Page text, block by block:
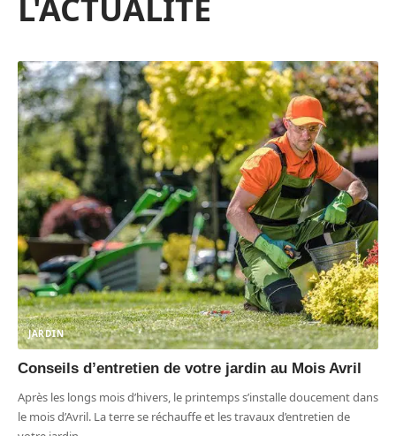
L'ACTUALITÉ
JARDIN
Conseils d’entretien de votre jardin au Mois Avril
Après les longs mois d’hivers, le printemps s’installe doucement dans
le mois d’Avril. La terre se réchauffe et les travaux d’entretien de